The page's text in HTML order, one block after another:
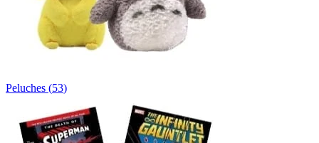
Peluches (53)